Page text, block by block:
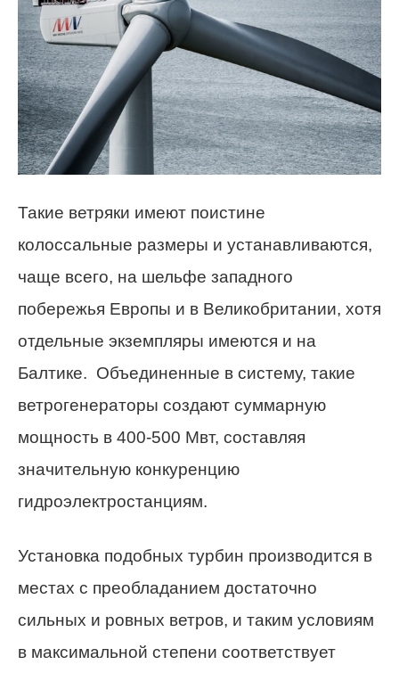
Такие ветряки имеют поистине
колоссальные размеры и устанавливаются,
чаще всего, на шельфе западного
побережья Европы и в Великобритании, хотя
отдельные экземпляры имеются и на
Балтике. Объединенные в систему, такие
ветрогенераторы создают суммарную
мощность в 400-500 Мвт, составляя
значительную конкуренцию
гидроэлектростанциям.
Установка подобных турбин производится в
местах с преобладанием достаточно
сильных и ровных ветров, и таким условиям
в максимальной степени соответствует